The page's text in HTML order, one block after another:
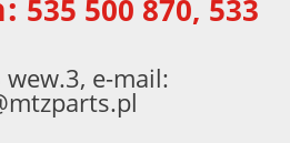
535 500 870, 533
e-mail: